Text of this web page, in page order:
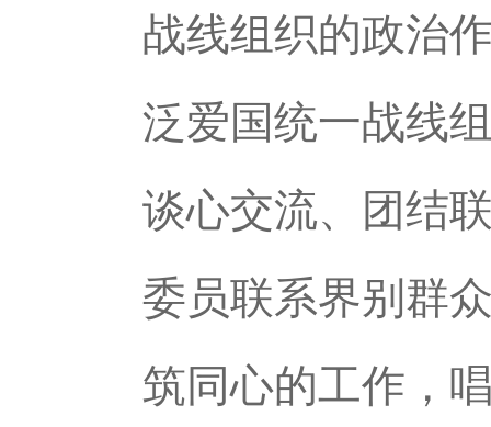
战线组织的政治
泛爱国统一战线
谈心交流、团结
委员联系界别群
筑同心的工作，